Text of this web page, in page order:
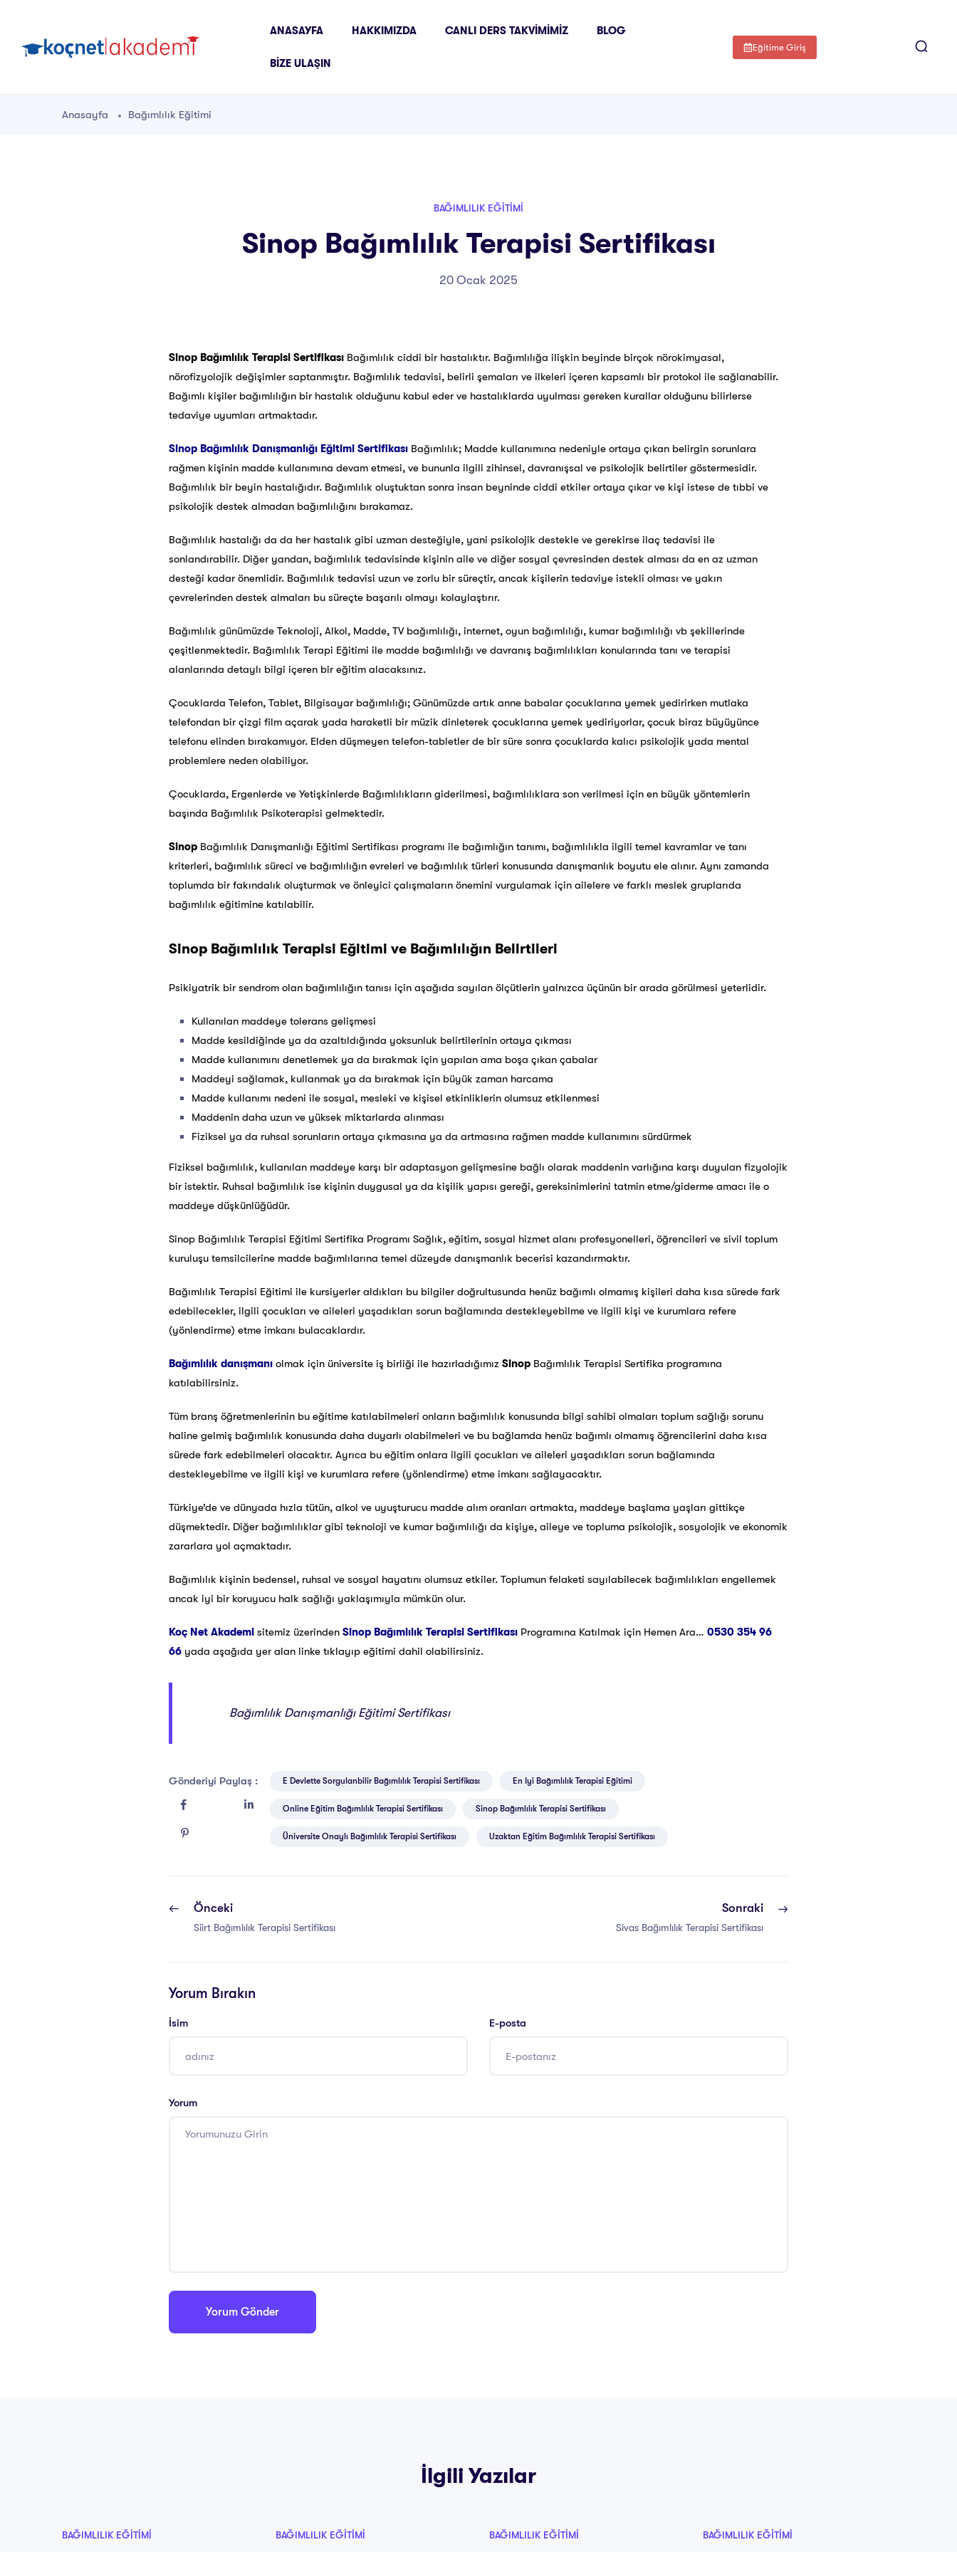
ANASAYFA HAKKIMIZDA CANLI DERS TAKVIMIMIZ BLOG
BIZE ULAŞIN
Eğitime Giriş
Anasayfa Bağımlılık Eğitimi
BAĞIMLILIK EĞITIMI
Sinop Bağımlılık Terapisi Sertifikası
20 Ocak 2025
Sinop Bağımlılık Terapisi Sertifikası Bağımlılık ciddi bir hastalıktır. Bağımlılığa ilişkin beyinde birçok nörokimyasal,
nörofizyolojik değişimler saptanmıştır. Bağımlılık tedavisi, belirli şemaları ve ilkeleri içeren kapsamlı bir protokol ile sağlanabilir.
Bağımlı kişiler bağımlılığın bir hastalık olduğunu kabul eder ve hastalıklarda uyulması gereken kurallar olduğunu bilirlerse
tedaviye uyumları artmaktadır.
Sinop Bağımlılık Danışmanlığı Eğitimi Sertifikası Bağımlılık; Madde kullanımına nedeniyle ortaya çıkan belirgin sorunlara
rağmen kişinin madde kullanımına devam etmesi, ve bununla ilgili zihinsel, davranışsal ve psikolojik belirtiler göstermesidir.
Bağımlılık bir beyin hastalığıdır. Bağımlılık oluştuktan sonra insan beyninde ciddi etkiler ortaya çıkar ve kişi istese de tıbbi ve
psikolojik destek almadan bağımlılığını bırakamaz.
Bağımlılık hastalığı da da her hastalık gibi uzman desteğiyle, yani psikolojik destekle ve gerekirse ilaç tedavisi ile
sonlandırabilir. Diğer yandan, bağımlılık tedavisinde kişinin aile ve diğer sosyal çevresinden destek alması da en az uzman
desteği kadar önemlidir. Bağımlılık tedavisi uzun ve zorlu bir süreçtir, ancak kişilerin tedaviye istekli olması ve yakın
çevrelerinden destek almaları bu süreçte başarılı olmayı kolaylaştırır.
Bağımlılık günümüzde Teknoloji, Alkol, Madde, TV bağımlılığı, internet, oyun bağımlılığı, kumar bağımlılığı vb şekillerinde
çeşitlenmektedir. Bağımlılık Terapi Eğitimi ile madde bağımlılığı ve davranış bağımlılıkları konularında tanı ve terapisi
alanlarında detaylı bilgi içeren bir eğitim alacaksınız.
Çocuklarda Telefon, Tablet, Bilgisayar bağımlılığı; Günümüzde artık anne babalar çocuklarına yemek yedirirken mutlaka
telefondan bir çizgi film açarak yada haraketli bir müzik dinleterek çocuklarına yemek yediriyorlar, çocuk biraz büyüyünce
telefonu elinden bırakamıyor. Elden düşmeyen telefon-tabletler de bir süre sonra çocuklarda kalıcı psikolojik yada mental
problemlere neden olabiliyor.
Çocuklarda, Ergenlerde ve Yetişkinlerde Bağımlılıkların giderilmesi, bağımlılıklara son verilmesi için en büyük yöntemlerin
başında Bağımlılık Psikoterapisi gelmektedir.
Sinop Bağımlılık Danışmanlığı Eğitimi Sertifikası programı ile bağımlığın tanımı, bağımlılıkla ilgili temel kavramlar ve tanı
kriterleri, bağımlılık süreci ve bağımlılığın evreleri ve bağımlılık türleri konusunda danışmanlık boyutu ele alınır. Aynı zamanda
toplumda bir fakındalık oluşturmak ve önleyici çalışmaların önemini vurgulamak için ailelere ve farklı meslek gruplarıda
bağımlılık eğitimine katılabilir.
Sinop Bağımlılık Terapisi Eğitimi ve Bağımlılığın Belirtileri
Psikiyatrik bir sendrom olan bağımlılığın tanısı için aşağıda sayılan ölçütlerin yalnızca üçünün bir arada görülmesi yeterlidir.
Kullanılan maddeye tolerans gelişmesi
Madde kesildiğinde ya da azaltıldığında yoksunluk belirtilerinin ortaya çıkması
Madde kullanımını denetlemek ya da bırakmak için yapılan ama boşa çıkan çabalar
Maddeyi sağlamak, kullanmak ya da bırakmak için büyük zaman harcama
Madde kullanımı nedeni ile sosyal, mesleki ve kişisel etkinliklerin olumsuz etkilenmesi
Maddenin daha uzun ve yüksek miktarlarda alınması
Fiziksel ya da ruhsal sorunların ortaya çıkmasına ya da artmasına rağmen madde kullanımını sürdürmek
Fiziksel bağımlılık, kullanılan maddeye karşı bir adaptasyon gelişmesine bağlı olarak maddenin varlığına karşı duyulan fizyolojik
bir istektir. Ruhsal bağımlılık ise kişinin duygusal ya da kişilik yapısı gereği, gereksinimlerini tatmin etme/giderme amacı ile o
maddeye düşkünlüğüdür.
Sinop Bağımlılık Terapisi Eğitimi Sertifika Programı Sağlık, eğitim, sosyal hizmet alanı profesyonelleri, öğrencileri ve sivil toplum
kuruluşu temsilcilerine madde bağımlılarına temel düzeyde danışmanlık becerisi kazandırmaktır.
Bağımlılık Terapisi Eğitimi ile kursiyerler aldıkları bu bilgiler doğrultusunda henüz bağımlı olmamış kişileri daha kısa sürede fark
edebilecekler, ilgili çocukları ve aileleri yaşadıkları sorun bağlamında destekleyebilme ve ilgili kişi ve kurumlara refere
(yönlendirme) etme imkanı bulacaklardır.
Bağımlılık danışmanı olmak için üniversite iş birliği ile hazırladığımız Sinop Bağımlılık Terapisi Sertifika programına
katılabilirsiniz.
Tüm branş öğretmenlerinin bu eğitime katılabilmeleri onların bağımlılık konusunda bilgi sahibi olmaları toplum sağlığı sorunu
haline gelmiş bağımlılık konusunda daha duyarlı olabilmeleri ve bu bağlamda henüz bağımlı olmamış öğrencilerini daha kısa
sürede fark edebilmeleri olacaktır. Ayrıca bu eğitim onlara ilgili çocukları ve aileleri yaşadıkları sorun bağlamında
destekleyebilme ve ilgili kişi ve kurumlara refere (yönlendirme) etme imkanı sağlayacaktır.
Türkiye’de ve dünyada hızla tütün, alkol ve uyuşturucu madde alım oranları artmakta, maddeye başlama yaşları gittikçe
düşmektedir. Diğer bağımlılıklar gibi teknoloji ve kumar bağımlılığı da kişiye, aileye ve topluma psikolojik, sosyolojik ve ekonomik
zararlara yol açmaktadır.
Bağımlılık kişinin bedensel, ruhsal ve sosyal hayatını olumsuz etkiler. Toplumun felaketi sayılabilecek bağımlılıkları engellemek
ancak iyi bir koruyucu halk sağlığı yaklaşımıyla mümkün olur.
Koç Net Akademi sitemiz üzerinden Sinop Bağımlılık Terapisi Sertifikası Programına Katılmak için Hemen Ara… 0530 354 96
66 yada aşağıda yer alan linke tıklayıp eğitimi dahil olabilirsiniz.
Bağımlılık Danışmanlığı Eğitimi Sertifikası
Gönderiyi Paylaş : E Devlette Sorgulanbilir Bağımlılık Terapisi Sertifikası En Iyi Bağımlılık Terapisi Eğitimi
Online Eğitim Bağımlılık Terapisi Sertifikası Sinop Bağımlılık Terapisi Sertifikası
Üniversite Onaylı Bağımlılık Terapisi Sertifikası Uzaktan Eğitim Bağımlılık Terapisi Sertifikası
Önceki
Siirt Bağımlılık Terapisi Sertifikası
Sonraki
Sivas Bağımlılık Terapisi Sertifikası
Yorum Bırakın
İsim E-posta
Yorum
İlgili Yazılar
BAĞIMLILIK EĞITIMI BAĞIMLILIK EĞITIMI BAĞIMLILIK EĞITIMI BAĞIMLILIK EĞITIMI